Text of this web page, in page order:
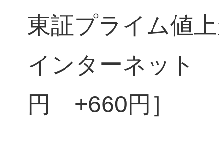
東証プライム値
インターネット
円 +660円］